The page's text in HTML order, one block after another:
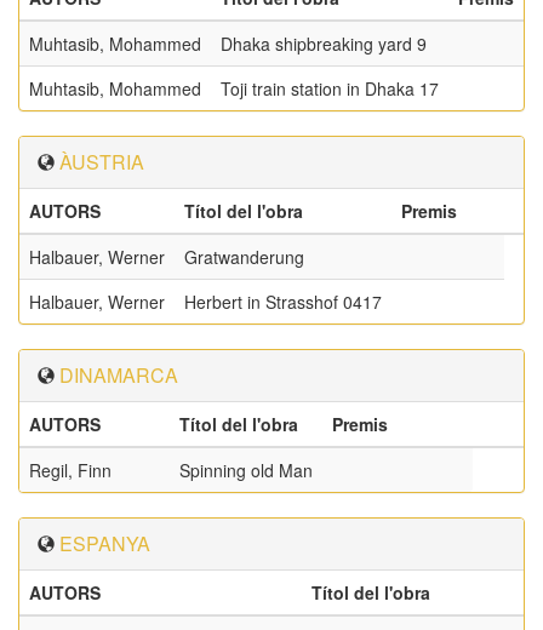
Muhtasib, Mohammed
Dhaka shipbreaking yard 9
Muhtasib, Mohammed
Toji train station in Dhaka 17
ÀUSTRIA
AUTORS Títol del l'obra
Premis
Halbauer, Werner
Gratwanderung
Halbauer, Werner
Herbert in Strasshof 0417
DINAMARCA
AUTORS Títol del l'obra
Premis
Regil, Finn
Spinning old Man
ESPANYA
AUTORS
Títol del l'obra